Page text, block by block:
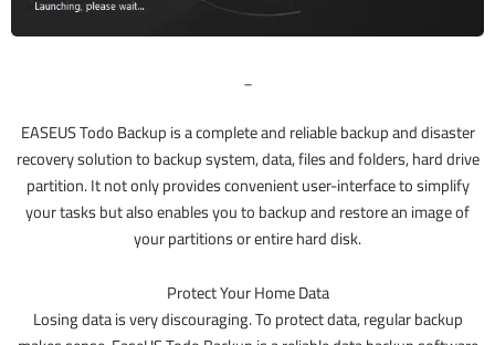
_
EASEUS Todo Backup is a complete and reliable backup and disaster
recovery solution to backup system, data, files and folders, hard drive
partition. It not only provides convenient user-interface to simplify
your tasks but also enables you to backup and restore an image of
your partitions or entire hard disk.
Protect Your Home Data
Losing data is very discouraging. To protect data, regular backup